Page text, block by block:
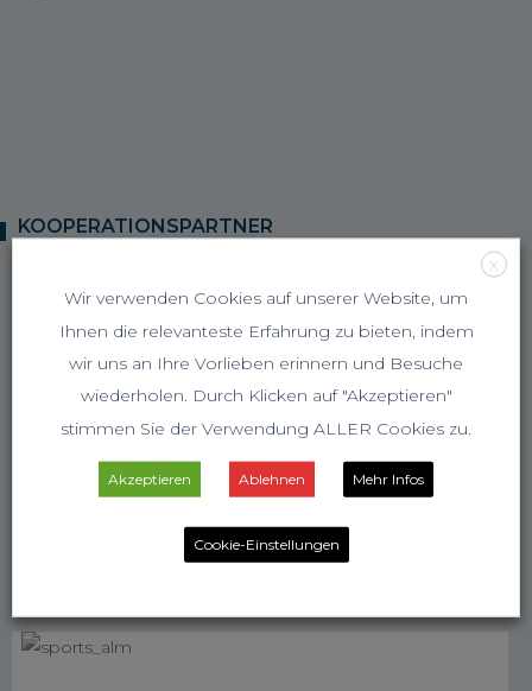
KOOPERATIONSPARTNER
X
Wir verwenden Cookies auf unserer Website, um
Ihnen die relevanteste Erfahrung zu bieten, indem
wir uns an Ihre Vorlieben erinnern und Besuche
wiederholen. Durch Klicken auf "Akzeptieren"
stimmen Sie der Verwendung ALLER Cookies zu.
Akzeptieren Ablehnen Mehr Infos
Cookie-Einstellungen